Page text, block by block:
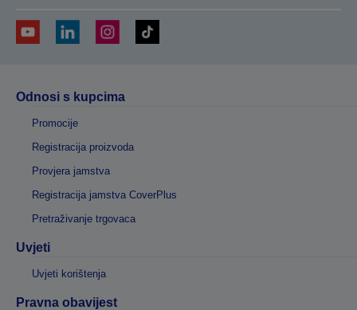
Odnosi s kupcima
Promocije
Registracija proizvoda
Provjera jamstva
Registracija jamstva CoverPlus
Pretraživanje trgovaca
Uvjeti
Uvjeti korištenja
Pravna obavijest